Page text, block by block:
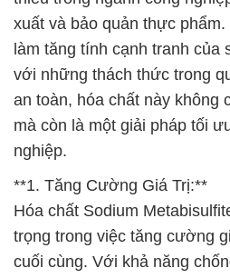
xuất và bảo quản thực
làm tăng tính cạnh tranh của
với những thách thức trong
an toàn, hóa chất này không
mà còn là một giải pháp tối
nghiệp.
**1. Tăng Cường Giá Trị:**
Hóa chất Sodium
trọng trong việc tăng cường
cuối cùng. Với khả năng